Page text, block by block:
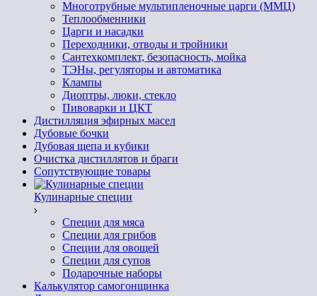
Многотрубные мультипленочные царги (ММЦ)
Теплообменники
Царги и насадки
Переходники, отводы и тройники
Сантехкомплект, безопасность, мойка
ТЭНы, регуляторы и автоматика
Клампы
Диоптры, люки, стекло
Пивоварки и ЦКТ
Дистилляция эфирных масел
Дубовые бочки
Дубовая щепа и кубики
Очистка дистиллятов и браги
Сопутствующие товары
Кулинарные специи
Специи для мяса
Специи для грибов
Специи для овощей
Специи для супов
Подарочные наборы
Калькулятор самогонщинка